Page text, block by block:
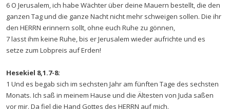
6 O Jerusalem, ich habe Wächter über deine Mauern bestellt, die den
ganzen Tag und die ganze Nacht nicht mehr schweigen sollen. Die ihr
den HERRN erinnern sollt, ohne euch Ruhe zu gönnen,
7 lasst ihm keine Ruhe, bis er Jerusalem wieder aufrichte und es
setze zum Lobpreis auf Erden!
Hesekiel 8,1.7-8:
1 Und es begab sich im sechsten Jahr am fünften Tage des sechsten
Monats. Ich saß in meinem Hause und die Ältesten von Juda saßen
vor mir. Da fiel die Hand Gottes des HERRN auf mich.